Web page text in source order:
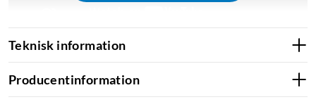
Magsafe Magsafe ring
Teknisk information
Producentinformation